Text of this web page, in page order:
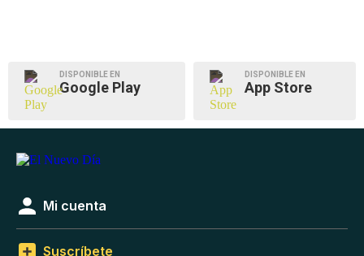
DISPONIBLE EN
Google Play
DISPONIBLE EN
App Store
Mi cuenta
Suscríbete